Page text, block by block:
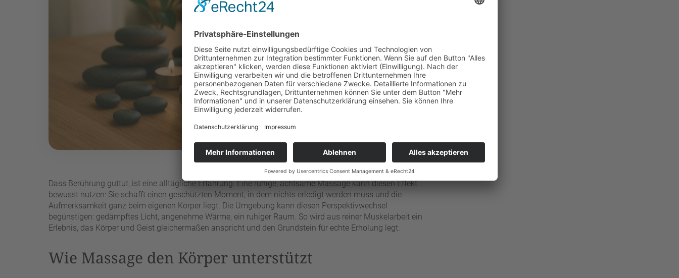
Dass Berührung guttut, ist eine alltägliche Erfahrung. Eine ruhige, achtsame Massage kann diesen Effekt
bewusst nutzen: Sie schafft einen geschützten Moment, in dem nichts erledigt werden muss und die
Aufmerksamkeit ganz beim eigenen Körper liegt. Die Umgebung kann diesen Perspektivwechsel
begünstigen: gedämpftes Licht, angenehme Wärme, ein ruhiger Raum. So wird aus reiner Muskelarbeit ein
Erlebnis, das Körper und Geist gleichermaßen anspricht und den Grundstein für echte Erholung legt.
Wie Massage den Körper unterstützt